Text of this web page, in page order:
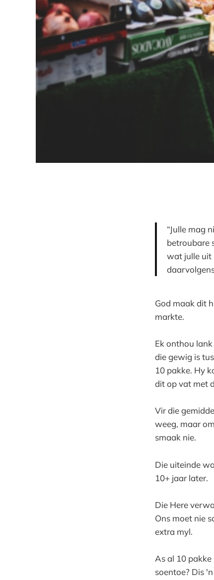
“Julle mag
betroubare
wat julle uit
God maak dit
markte.
Ek onthou
die gewig is
10 pakke. Hy
dit op vat met
Vir die
weeg, maar
smaak nie.
Die uiteinde
10+ jaar later.
Die Here
Ons moet nie
extra myl.
As al 10
soentoe? Dis